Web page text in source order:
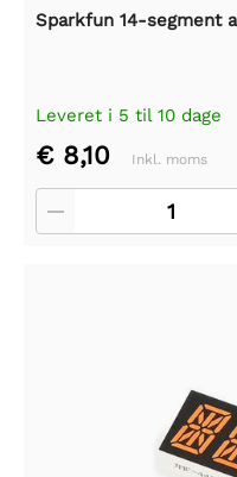
Sparkfun 14-segment
Leveret i 5 til 10 dage
€ 8,10 Inkl. moms